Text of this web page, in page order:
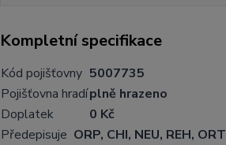
Kompletní specifikace
Kód pojišťovny 5007735
Pojišťovna hradíplně hrazeno
Doplatek
0 Kč
Předepisuje ORP, CHI, NEU, REH, ORT